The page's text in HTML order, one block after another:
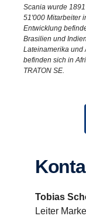
Scania wurde
51'000 Mitarbeiter
Entwicklung
Brasilien und
Lateinamerika und
befinden sich in
TRATON SE.
Tobias
Leiter